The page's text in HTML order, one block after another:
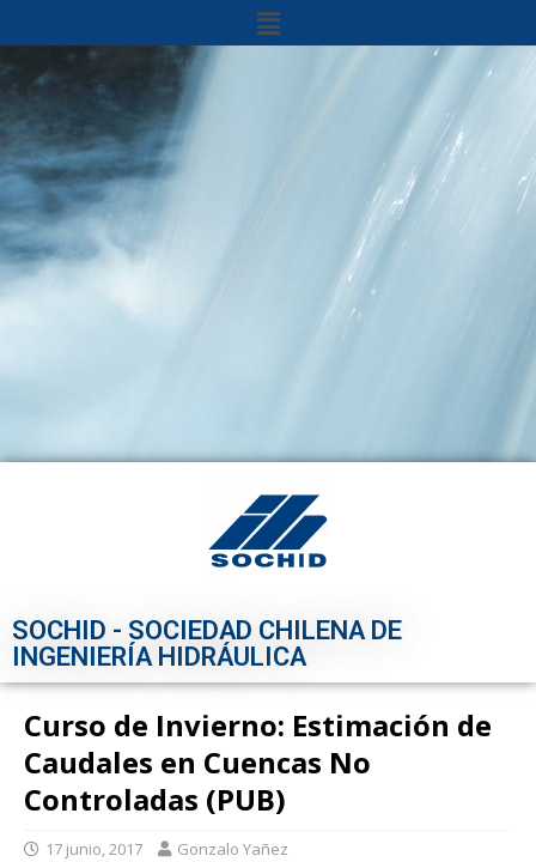
SOCHID - SOCIEDAD CHILENA DE
INGENIERÍA HIDRÁULICA
Curso de Invierno: Estimación de
Caudales en Cuencas No
Controladas (PUB)
17 junio, 2017 Gonzalo Yañez